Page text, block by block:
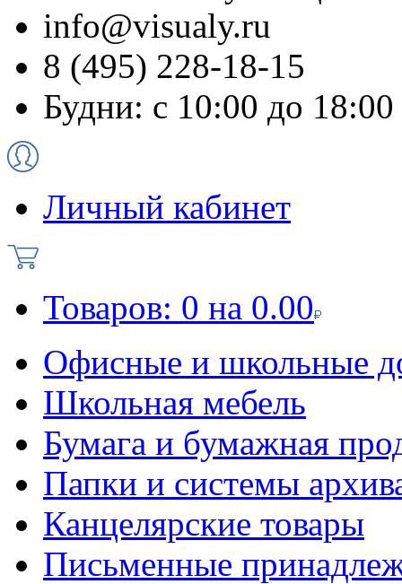
info@visualy.ru
8 (495) 228-18-15
Будни: с 10:00 до 18:00
Личный кабинет
Товаров: 0 на 0.00
Офисные и школьные
Школьная мебель
Бумага и бумажная
Папки и системы
Канцелярские товары
Письменные